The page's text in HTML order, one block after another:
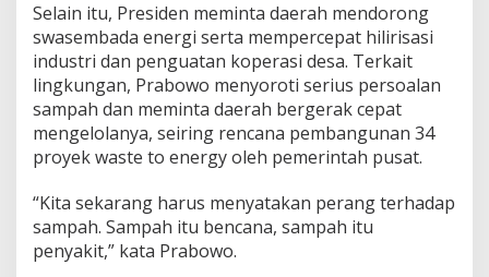
Selain itu, Presiden meminta daerah mendorong
swasembada energi serta mempercepat hilirisasi
industri dan penguatan koperasi desa. Terkait
lingkungan, Prabowo menyoroti serius persoalan
sampah dan meminta daerah bergerak cepat
mengelolanya, seiring rencana pembangunan 34
proyek waste to energy oleh pemerintah pusat.
“Kita sekarang harus menyatakan perang terhadap
sampah. Sampah itu bencana, sampah itu
penyakit,” kata Prabowo.